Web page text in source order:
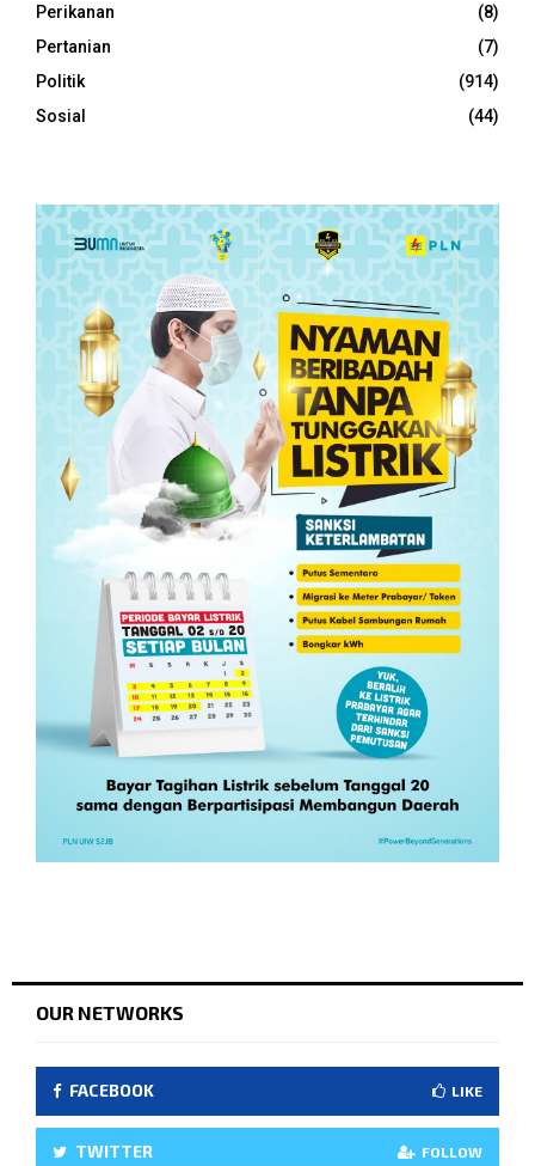
Perikanan
(8)
Pertanian
(7)
Politik
(914)
Sosial
(44)
OUR NETWORKS
FACEBOOK LIKE
TWITTER FOLLOW